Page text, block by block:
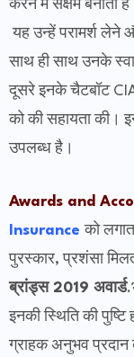
करने में सक्षम बनाता है।
यह उन्हें परामर्श लेने
साथ ही साथ उनके
दूसरे इनके चैटबॉट
को की सहायता की।
उपलब्ध है।
Awards and
Insurance को
पुरस्कार, प्रशंसा
ब्रांड्स 2019 अवार्ड
इनकी स्थिति की पुष्टि
ग्राहक अनुभव